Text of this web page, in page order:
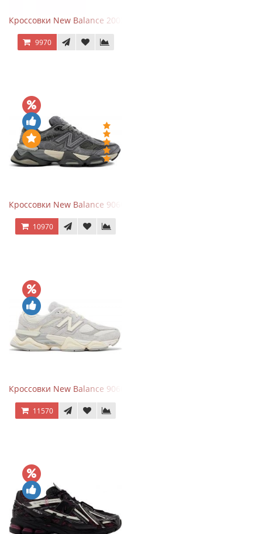
Кроссовки New Balance 2002R Protection Pack Grey
9970
Кроссовки New Balance 9060 x Joe Freshgoods Dark Grey
10970
Кроссовки New Balance 9060 Quartz Grey
11570